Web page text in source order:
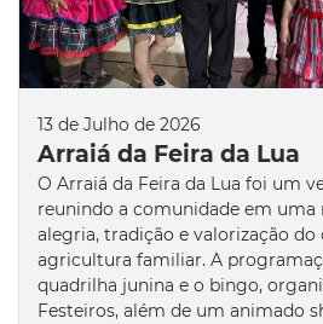
13 de Julho de 2026
Arraiá da Feira da Lua
O Arraiá da Feira da Lua foi um
reunindo a comunidade em
alegria, tradição e valorização do
agricultura familiar. A
quadrilha junina e o bingo,
Festeiros, além de um animado